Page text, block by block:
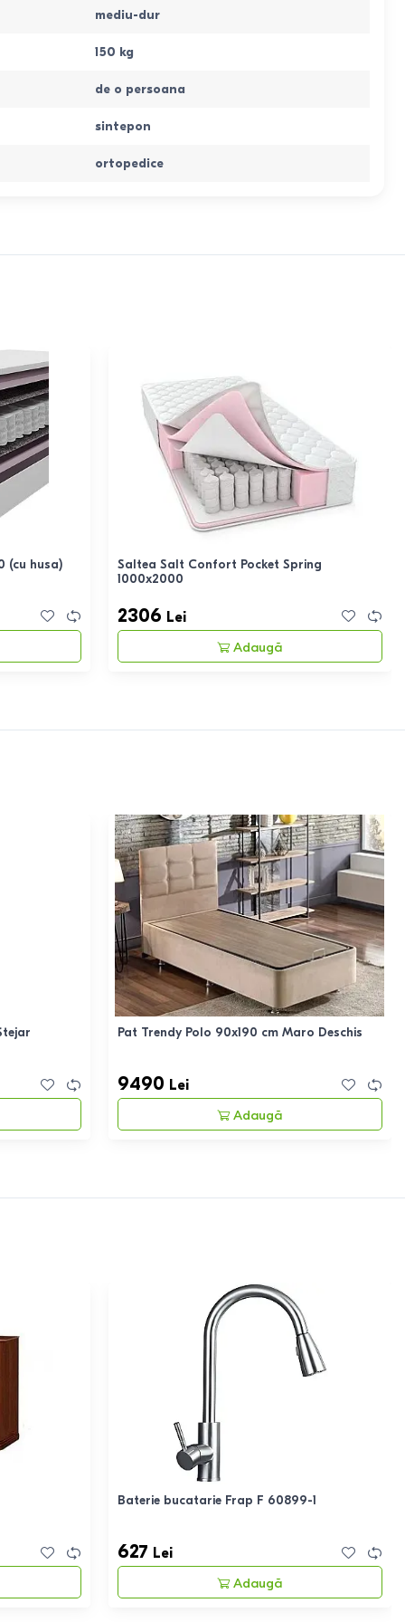
mediu-dur
150 kg
de o persoana
sintepon
ortopedice
(cu husa)
Saltea Salt Confort Pocket Spring
1000x2000
2306 Lei
Adaugă
Pat Trendy Polo 90x190 cm Maro Deschis
9490 Lei
Adaugă
Baterie bucatarie Frap F 60899-1
627 Lei
Adaugă